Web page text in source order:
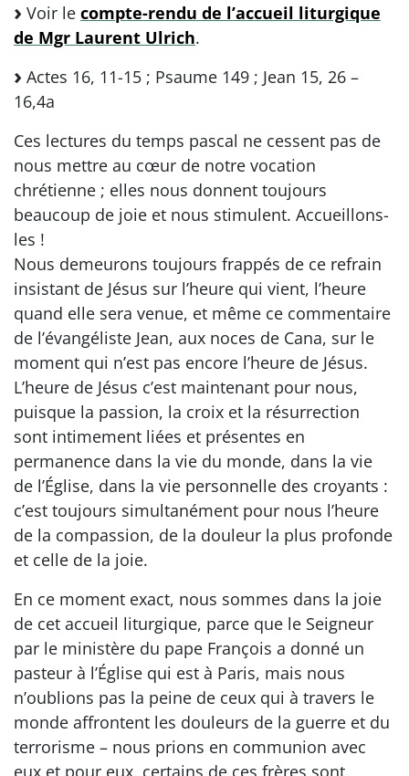
Voir le compte-rendu de l’accueil liturgique
de Mgr Laurent Ulrich.
Actes 16, 11-15 ; Psaume 149 ; Jean 15, 26 –
16,4a
Ces lectures du temps pascal ne cessent pas de
nous mettre au cœur de notre vocation
chrétienne ; elles nous donnent toujours
beaucoup de joie et nous stimulent. Accueillons-
les !
Nous demeurons toujours frappés de ce refrain
insistant de Jésus sur l’heure qui vient, l’heure
quand elle sera venue, et même ce commentaire
de l’évangéliste Jean, aux noces de Cana, sur le
moment qui n’est pas encore l’heure de Jésus.
L’heure de Jésus c’est maintenant pour nous,
puisque la passion, la croix et la résurrection
sont intimement liées et présentes en
permanence dans la vie du monde, dans la vie
de l’Église, dans la vie personnelle des croyants :
c’est toujours simultanément pour nous l’heure
de la compassion, de la douleur la plus profonde
et celle de la joie.
En ce moment exact, nous sommes dans la joie
de cet accueil liturgique, parce que le Seigneur
par le ministère du pape François a donné un
pasteur à l’Église qui est à Paris, mais nous
n’oublions pas la peine de ceux qui à travers le
monde affrontent les douleurs de la guerre et du
terrorisme – nous prions en communion avec
eux et pour eux, certains de ces frères sont